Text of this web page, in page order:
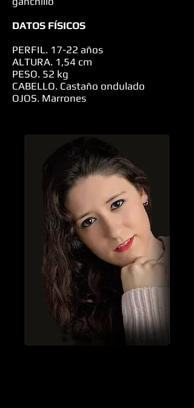
DATOS FÍSICOS
PERFIL. 17-22 años
ALTURA. 1,54 cm
PESO. 52 kg
CABELLO. Castaño ondulado
OJOS. Marrones